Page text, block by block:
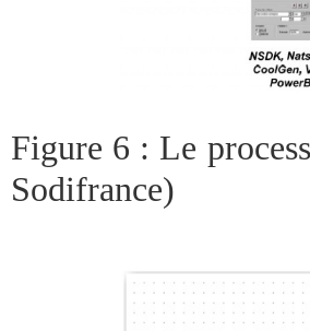
Figure 6 : Le
Sodifrance)